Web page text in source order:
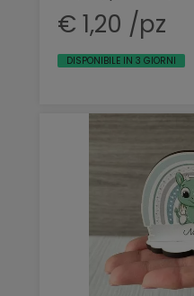
€ 1,20 /pz
DISPONIBILE IN 3 GIORNI